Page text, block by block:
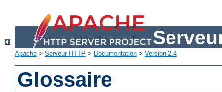
Apache > Serveur HTTP > Documentation > Version 2.4
Glossaire